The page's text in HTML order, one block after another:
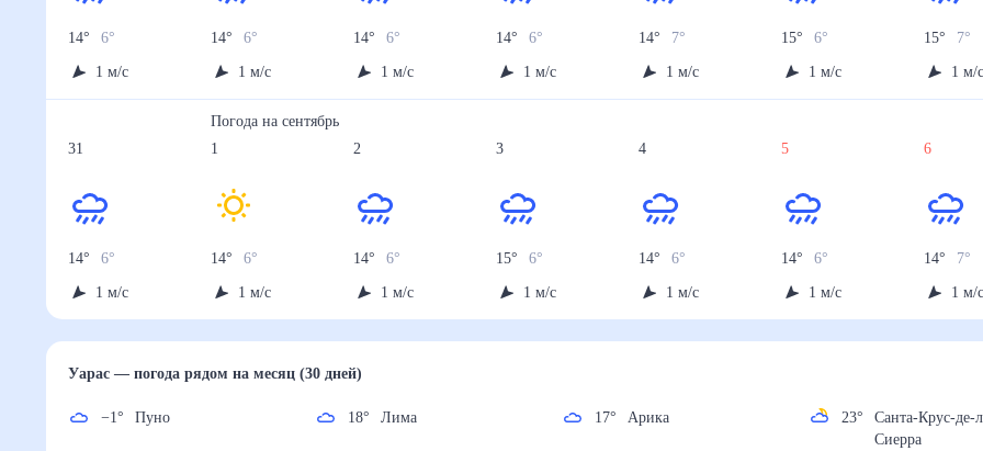
14° 6°
1 м/с
14° 6°
1 м/с
14° 6°
1 м/с
14° 6°
1 м/с
14° 7°
1 м/с
15° 6°
1 м/с
15° 7°
1 м/с
31
14° 6°
1 м/с
Погода насентябрь
1
14° 6°
1 м/с
2
14° 6°
1 м/с
3
15° 6°
1 м/с
4
14° 6°
1 м/с
5
14° 6°
1 м/с
6
14° 7°
1 м/с
Уарас— погода рядомна месяц (30 дней)
−1° Пуно 18° Лима 17° Арика 23°
Санта-Крус-
Сиерра